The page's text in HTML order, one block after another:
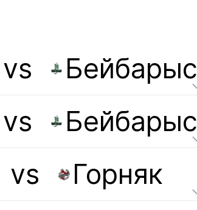
vs
Бейбарыс
vs
Бейбарыс
vs
Горняк